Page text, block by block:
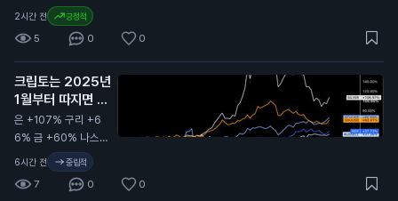
이래서 비트코인이 있
2시간 전 긍정적
5 0 0
크립토는 2025년
1월부터 따지면 지
금까지 성과가 가장
부진한 자산군이다.
은 +107% 구리 +6
6% 금 +60% 나스
닥 +38% 러셀 +3
1% 반면 비트코인은
-35%, 이더리움은 -
6시간 전 중립적
7 0 0